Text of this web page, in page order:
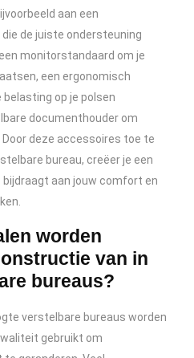
aan een
de juiste ondersteuning
monitorstandaard om je
een ergonomisch
op je polsen
documenthouder om
deze accessoires toe te
bureau, creëer je een
aan jouw comfort en
worden
van in
bureaus?
verstelbare bureaus worden
gebruikt om